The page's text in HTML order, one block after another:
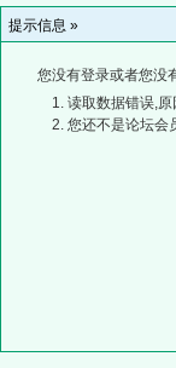
提示信息 »
您没有登录或者您没
读取数据错误,
您还不是论坛会